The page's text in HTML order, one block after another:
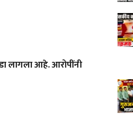
लागला आहे. आरोपींनी